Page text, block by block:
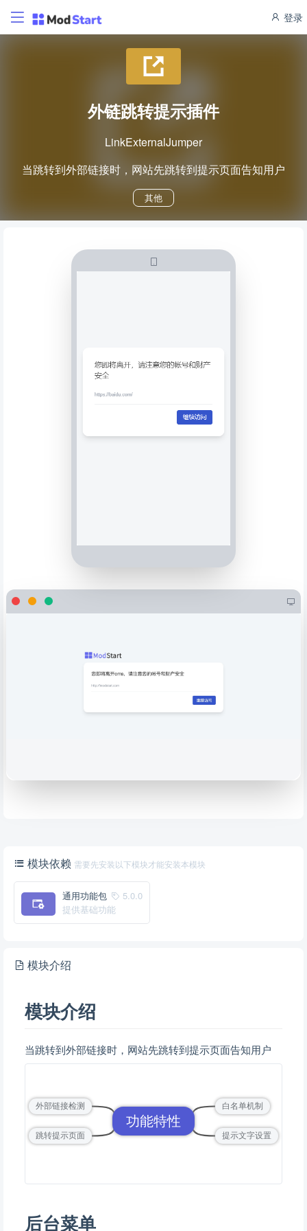
登录
外链跳转提示插件
LinkExternalJumper
当跳转到外部链接时，网站先跳转到提示页面告知用户
其他
模块依赖 需要先安装以下模块才能安装本模块
5.0.0
通用功能包
提供基础功能
模块介绍
模块介绍
当跳转到外部链接时，网站先跳转到提示页面告知用户
功能特性
外部链接检测 白名单机制
跳转提示页面 提示文字设置
后台菜单